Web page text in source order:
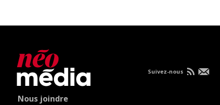
Nous joindre
Suivez-nous